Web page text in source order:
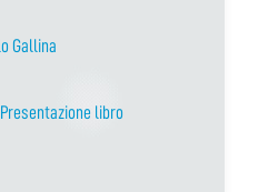
Gallina
Presentazione libro